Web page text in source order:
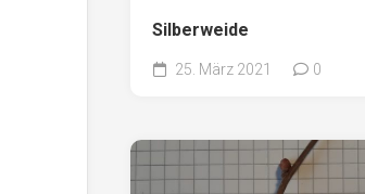
Silberweide
25. März 2021 0